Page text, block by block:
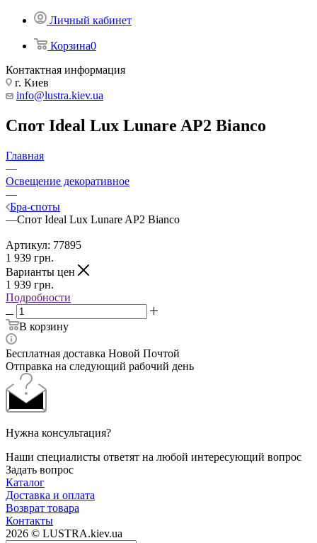
Личный кабинет
Корзина0
Контактная информация
г. Киев
info@lustra.kiev.ua
Спот Ideal Lux Lunare AP2 Bianco
Главная
—
Освещение декоративное
—
Бра-споты
—Спот Ideal Lux Lunare AP2 Bianco
Артикул: 77895
1 939 грн.
Варианты цен
1 939 грн.
Подробности
В корзину
Бесплатная доставка Новой Почтой
Отправка на следующий рабочий день
Нужна консультация?
Наши специалисты ответят на любой интересующий вопрос
Задать вопрос
Каталог
Доставка и оплата
Возврат товара
Контакты
2026 © LUSTRA.kiev.ua